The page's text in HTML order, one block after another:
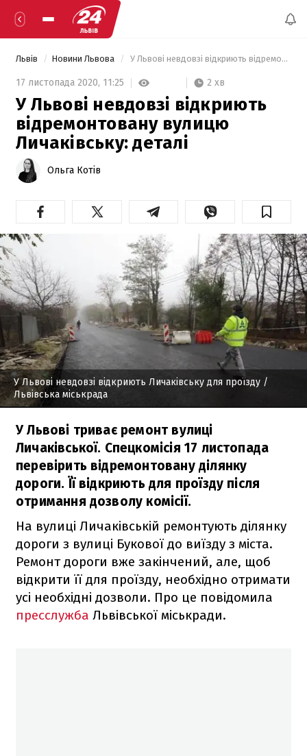
Львів Новини Львова У Львові невдовзі відкриють відремонтовану вулицю Личаківську: деталі
17 листопада 2020, 11:25 2 хв
У Львові невдовзі відкриють
відремонтовану вулицю
Личаківську: деталі
Ольга Котів
У Львові невдовзі відкриють Личаківську для проїзду /
Львівська міськрада
У Львові триває ремонт вулиці
Личаківської. Спецкомісія 17 листопада
перевірить відремонтовану ділянку
дороги. Її відкриють для проїзду після
отримання дозволу комісії.
На вулиці Личаківській ремонтують ділянку
дороги з вулиці Букової до виїзду з міста.
Ремонт дороги вже закінчений, але, щоб
відкрити її для проїзду, необхідно отримати
усі необхідні дозволи. Про це повідомила
пресслужба Львівської міськради.